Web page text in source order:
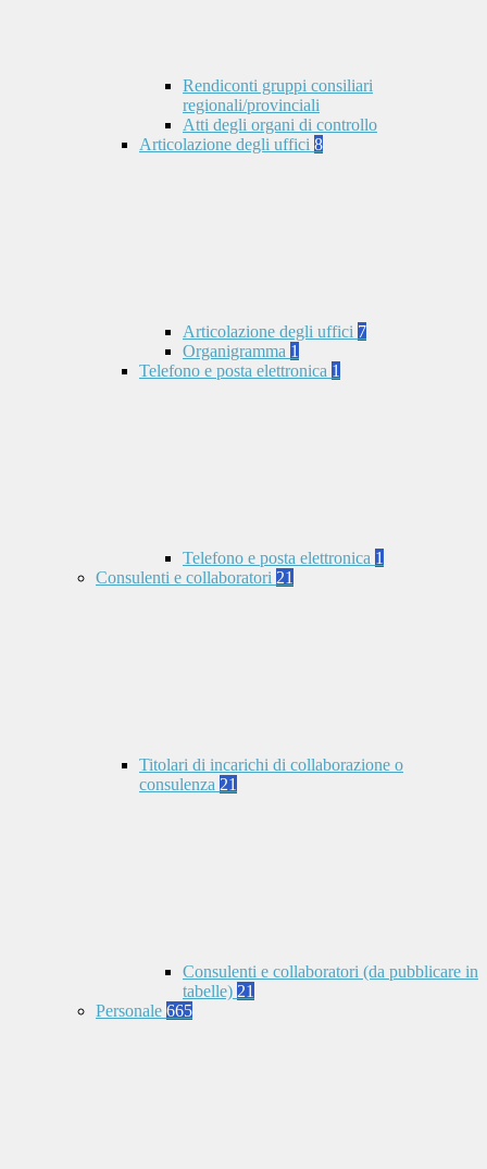
Rendiconti gruppi consiliari
regionali/provinciali
Atti degli organi di controllo
Articolazione degli uffici 8
Articolazione degli uffici 7
Organigramma 1
Telefono e posta elettronica 1
Telefono e posta elettronica 1
Consulenti e collaboratori 21
Titolari di incarichi di collaborazione o
consulenza 21
Consulenti e collaboratori (da pubblicare in
tabelle) 21
Personale 665